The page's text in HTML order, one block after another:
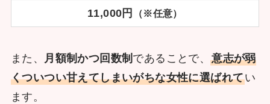
11,000円 （※任意）
また、 月額制かつ回数制 であることで、意志が弱
くついつい甘えてしまいがちな女性に選ばれてい
ます。